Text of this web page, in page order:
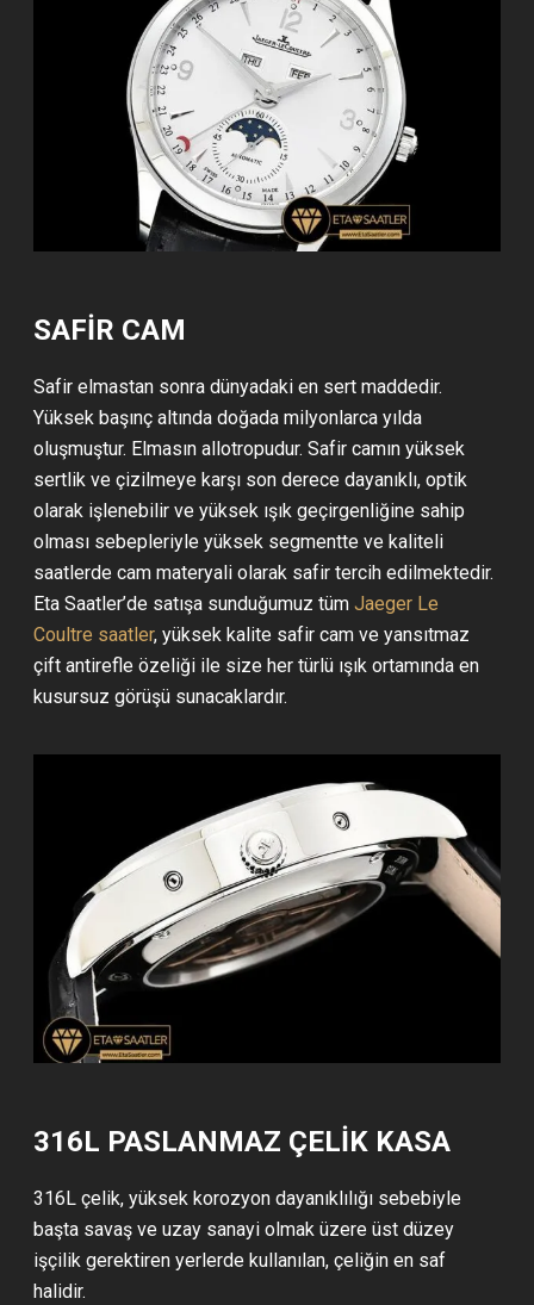
SAFİR CAM
Safir elmastan sonra dünyadaki en sert maddedir.
Yüksek başınç altında doğada milyonlarca yılda
oluşmuştur. Elmasın allotropudur. Safir camın yüksek
sertlik ve çizilmeye karşı son derece dayanıklı, optik
olarak işlenebilir ve yüksek ışık geçirgenliğine sahip
olması sebepleriyle yüksek segmentte ve kaliteli
saatlerde cam materyali olarak safir tercih edilmektedir.
Eta Saatler’de satışa sunduğumuz tümJaeger Le
Coultre saatler, yüksek kalite safir cam ve yansıtmaz
çift antirefle özeliği ile size her türlü ışık ortamında en
kusursuz görüşü sunacaklardır.
316L PASLANMAZ ÇELİK KASA
316L çelik, yüksek korozyon dayanıklılığı sebebiyle
başta savaş ve uzay sanayi olmak üzere üst düzey
işçilik gerektiren yerlerde kullanılan, çeliğin en saf
halidir.